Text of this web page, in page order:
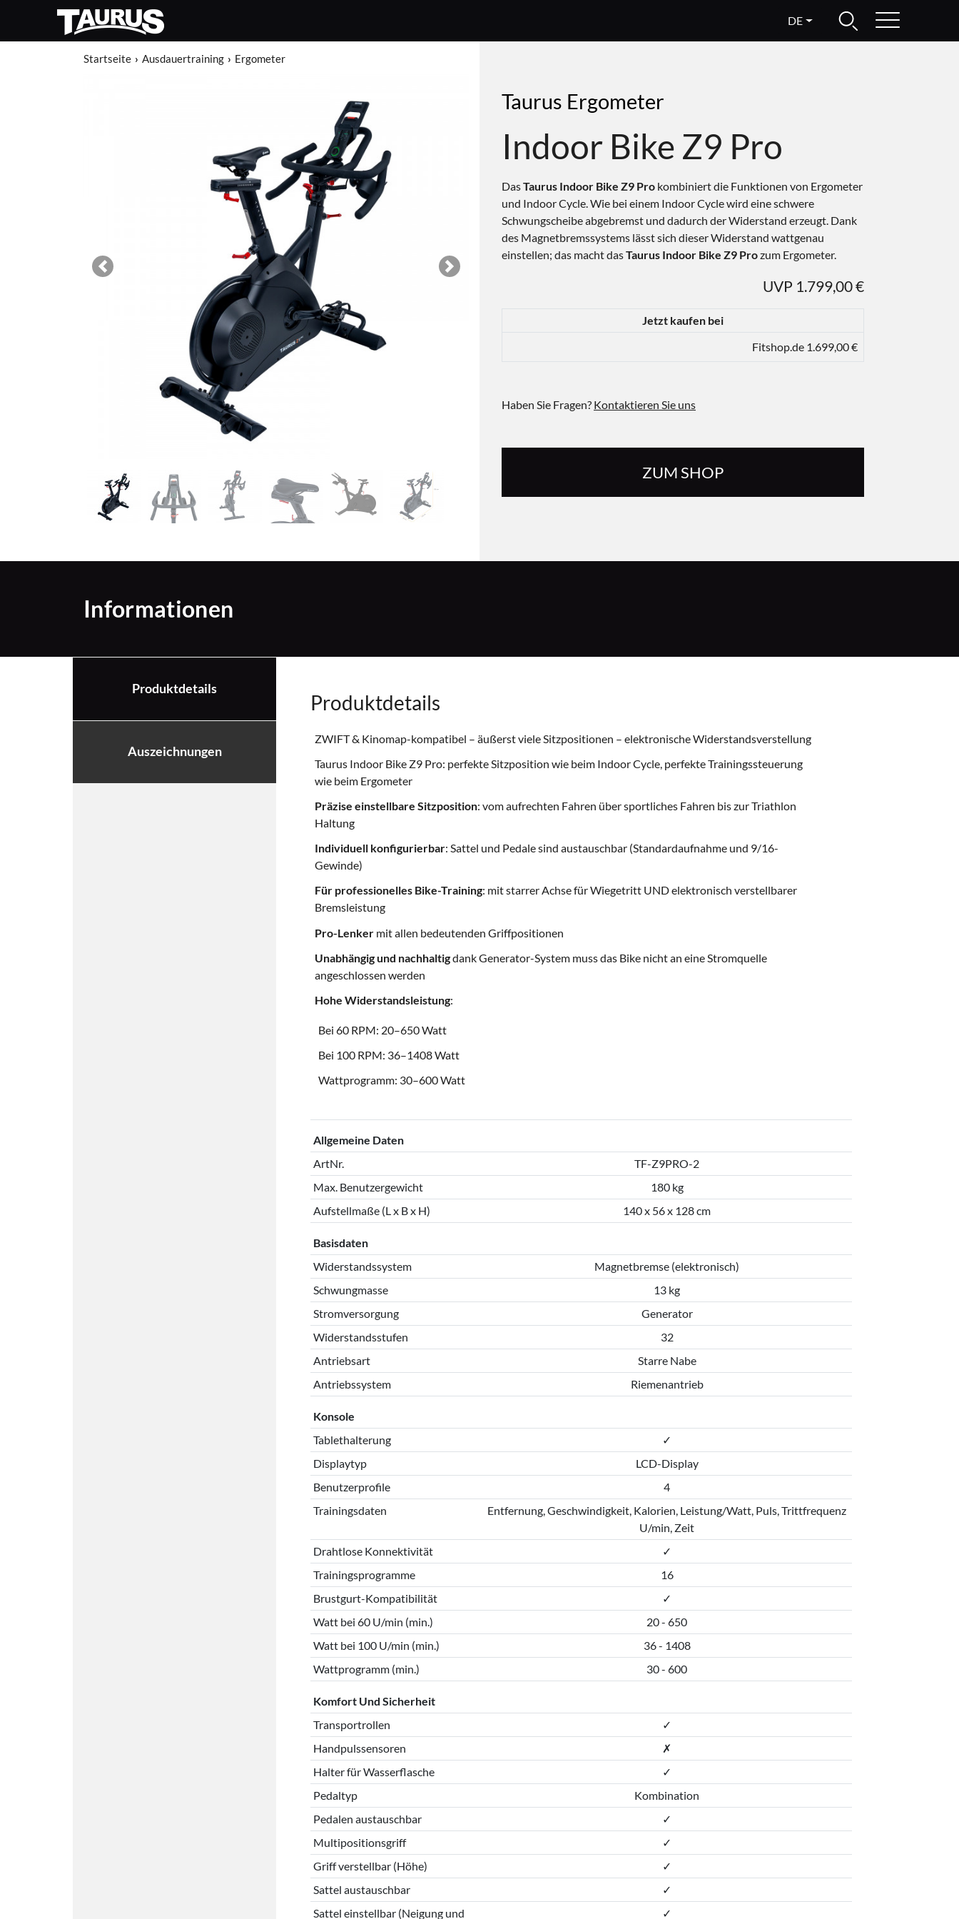
DE
Startseite Ausdauertraining Ergometer
Previous Next
Taurus Ergometer
Indoor Bike Z9 Pro
DasTaurus Indoor Bike Z9 Pro kombiniert die Funktionen von Ergometer
und Indoor Cycle. Wie bei einem Indoor Cycle wird eine schwere
Schwungscheibe abgebremst und dadurch der Widerstand erzeugt. Dank
des Magnetbremssystems lässt sich dieser Widerstand wattgenau
einstellen; das macht dasTaurus Indoor Bike Z9 Prozum Ergometer.
UVP 1.799,00 €
Jetzt kaufen bei
Fitshop.de 1.699,00 €
Haben Sie Fragen? Kontaktieren Sie uns
ZUM SHOP
Informationen
Produktdetails
Auszeichnungen
Produktdetails
ZWIFT & Kinomap-kompatibel – äußerst viele Sitzpositionen – elektronische Widerstandsverstellung
Taurus Indoor Bike Z9 Pro: perfekte Sitzposition wie beim Indoor Cycle, perfekte Trainingssteuerung
wie beim Ergometer
Präzise einstellbare Sitzposition: vom aufrechten Fahren über sportliches Fahren bis zur Triathlon
Haltung
Individuell konfigurierbar: Sattel und Pedale sind austauschbar (Standardaufnahme und 9/16-
Gewinde)
Für professionelles Bike-Training: mit starrer Achse für Wiegetritt UND elektronisch verstellbarer
Bremsleistung
Pro-Lenkermit allen bedeutenden Griffpositionen
Unabhängig und nachhaltigdank Generator-System muss das Bike nicht an eine Stromquelle
angeschlossen werden
Hohe Widerstandsleistung:
Bei 60 RPM: 20–650 Watt
Bei 100 RPM: 36–1408 Watt
Wattprogramm: 30–600 Watt
Allgemeine Daten
ArtNr.
TF-Z9PRO-2
Max. Benutzergewicht
180 kg
Aufstellmaße (L x B x H)
140 x 56 x 128 cm
Basisdaten
Widerstandssystem
Magnetbremse (elektronisch)
Schwungmasse
13 kg
Stromversorgung
Generator
Widerstandsstufen
32
Antriebsart
Starre Nabe
Antriebssystem
Riemenantrieb
Konsole
Tablethalterung
✓
Displaytyp
LCD-Display
Benutzerprofile
4
Trainingsdaten
Entfernung, Geschwindigkeit, Kalorien, Leistung/Watt, Puls, Trittfrequenz
U/min, Zeit
Drahtlose Konnektivität
✓
Trainingsprogramme
16
Brustgurt-Kompatibilität
✓
Watt bei 60 U/min (min.)
20 - 650
Watt bei 100 U/min (min.)
36 - 1408
Wattprogramm (min.)
30 - 600
Komfort Und Sicherheit
Transportrollen
✓
Handpulssensoren
✗
Halter für Wasserflasche
✓
Pedaltyp
Kombination
Pedalen austauschbar
✓
Multipositionsgriff
✓
Griff verstellbar (Höhe)
✓
Sattel austauschbar
✓
Sattel einstellbar (Neigung und
✓